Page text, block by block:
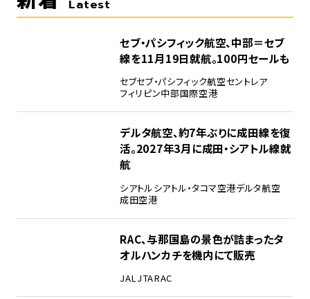
Latest
セブ・パシフィック航空、中部＝セブ
線を11月19日就航。100円セールも
セブセブ・パシフィック航空セントレア
フィリピン中部国際空港
デルタ航空、約7年ぶりに成田線を復
活。2027年3月に成田・シアトル線就
航
シアトルシアトル・タコマ空港デルタ航空
成田空港
RAC、与那国島の景色が詰まったタ
オルハンカチを機内にて販売
JALJTARAC